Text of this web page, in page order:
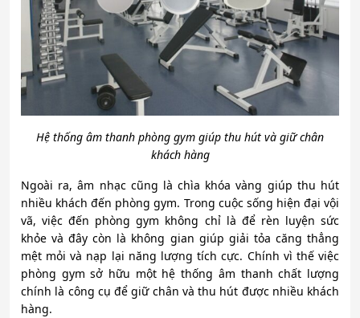
Hệ thống âm thanh phòng gym giúp thu hút và giữ chân
khách hàng
Ngoài ra, âm nhạc cũng là chìa khóa vàng giúp thu hút
nhiều khách đến phòng gym. Trong cuộc sống hiện đại vội
vã, việc đến phòng gym không chỉ là để rèn luyện sức
khỏe và đây còn là không gian giúp giải tỏa căng thẳng
mệt mỏi và nạp lại năng lượng tích cực. Chính vì thế việc
phòng gym sở hữu một hệ thống âm thanh chất lượng
chính là công cụ để giữ chân và thu hút được nhiều khách
hàng.